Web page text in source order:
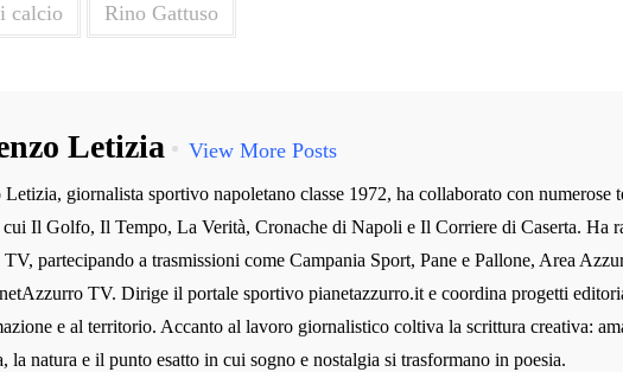
calcio Rino Gattuso
Letizia View More Posts
giornalista sportivo napoletano classe 1972, ha collaborato con numerose
Il Golfo, Il Tempo, La Verità, Cronache di Napoli e Il Corriere di Caserta. Ha
partecipando a trasmissioni come Campania Sport, Pane e Pallone, Area
TV. Dirige il portale sportivo pianetazzurro.it e coordina progetti
e al territorio. Accanto al lavoro giornalistico coltiva la scrittura creativa:
la natura e il punto esatto in cui sogno e nostalgia si trasformano in poesia.